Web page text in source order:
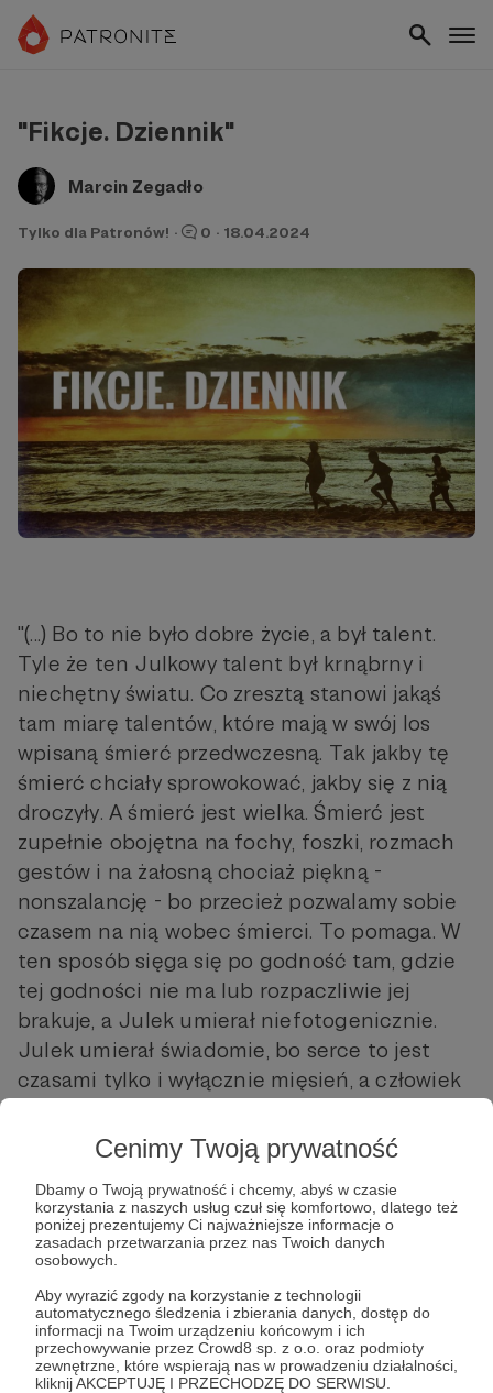
Cenimy Twoją prywatność
Dbamy o Twoją prywatność i chcemy, abyś w czasie
korzystania z naszych usług czuł się komfortowo, dlatego też
poniżej prezentujemy Ci najważniejsze informacje o
zasadach przetwarzania przez nas Twoich danych
osobowych.
Aby wyrazić zgody na korzystanie z technologii
automatycznego śledzenia i zbierania danych, dostęp do
informacji na Twoim urządzeniu końcowym i ich
przechowywanie przez Crowd8 sp. z o.o. oraz podmioty
zewnętrzne, które wspierają nas w prowadzeniu działalności,
kliknij AKCEPTUJĘ I PRZECHODZĘ DO SERWISU.
"Fikcje. Dziennik"
Marcin Zegadło
Tylko dla Patronów! · 0 · 18.04.2024
"(...) Bo to nie było dobre życie, a był talent.
Tyle że ten Julkowy talent był krnąbrny i
niechętny światu. Co zresztą stanowi jakąś
tam miarę talentów, które mają w swój los
wpisaną śmierć przedwczesną. Tak jakby tę
śmierć chciały sprowokować, jakby się z nią
droczyły. A śmierć jest wielka. Śmierć jest
zupełnie obojętna na fochy, foszki, rozmach
gestów i na żałosną chociaż piękną -
nonszalancję - bo przecież pozwalamy sobie
czasem na nią wobec śmierci. To pomaga. W
ten sposób sięga się po godność tam, gdzie
tej godności nie ma lub rozpaczliwie jej
brakuje, a Julek umierał niefotogenicznie.
Julek umierał świadomie, bo serce to jest
czasami tylko i wyłącznie mięsień, a człowiek
ścięgna oraz stawy, a przede wszystkim woda
- dużo wody. A w wodzie ludzie się topią. Więc
i Julek utonął. (...)"